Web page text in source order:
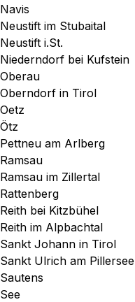
Navis
Neustift im Stubaital
Neustift i.St.
Niederndorf bei Kufstein
Oberau
Oberndorf in Tirol
Oetz
Ötz
Pettneu am Arlberg
Ramsau
Ramsau im Zillertal
Rattenberg
Reith bei Kitzbühel
Reith im Alpbachtal
Sankt Johann in Tirol
Sankt Ulrich am Pillersee
Sautens
See